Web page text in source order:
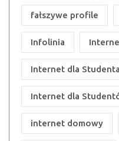
fałszywe profile
Infolinia
Internet dla Studenta
Internet dla
internet domowy